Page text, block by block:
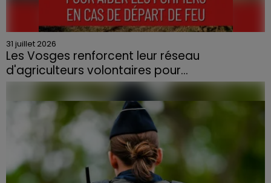
31 juillet 2026
Les Vosges renforcent leur réseau
d'agriculteurs volontaires pour...
Face à la sécheresse et aux risques de départs de feu,
la Chambre d'agriculture des Vosges a lancé un appel
aux agriculteurs volontaires pour venir en aide...